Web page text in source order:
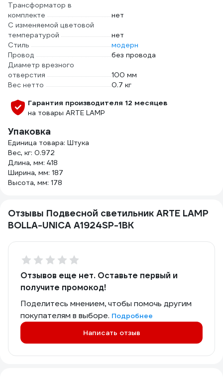
Трансформатор в
комплекте
нет
С изменяемой цветовой
температурой
нет
Стиль
модерн
Провод
без провода
Диаметр врезного
отверстия
100 мм
Вес нетто
0.7 кг
Гарантия производителя 12 месяцев
на товары ARTE LAMP
Упаковка
Единица товара: Штука
Вес, кг: 0.972
Длина, мм: 418
Ширина, мм: 187
Высота, мм: 178
Отзывы Подвесной светильник ARTE LAMP
BOLLA-UNICA A1924SP-1BK
Отзывов еще нет. Оставьте первый и
получите промокод!
Поделитесь мнением, чтобы помочь другим
покупателям в выборе. Подробнее
Написать отзыв